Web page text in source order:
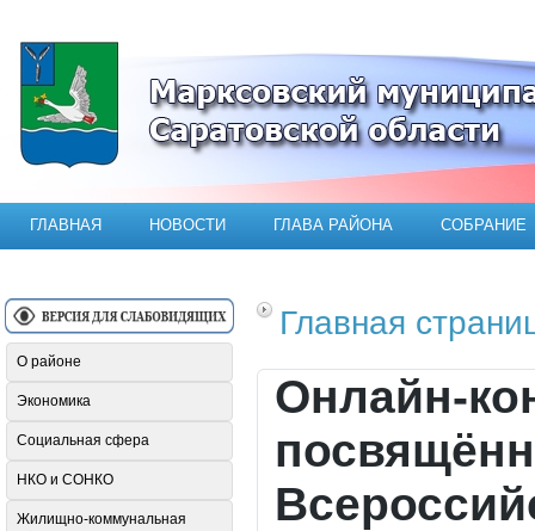
Официальный сайт Марксовского
ГЛАВНАЯ НОВОСТИ ГЛАВА РАЙОНА СОБРАНИЕ
Главная
Онлайн-
О районе
Экономика
Социальная сфера
НКО и СОНКО
Жилищно-коммунальная